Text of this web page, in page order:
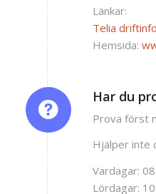
Länkar:
Telia
Hemsida:
Har du
Prova först
Hjälper inte
Vardagar:
Lördagar: